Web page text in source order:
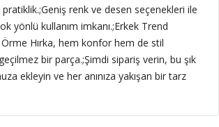
pratiklik.;Geniş renk ve desen seçenekleri ile
yönlü kullanım imkanı.;Erkek Trend
Örme Hırka, hem konfor hem de stil
bir parça.;Şimdi sipariş verin, bu şık
ekleyin ve her anınıza yakışan bir tarz